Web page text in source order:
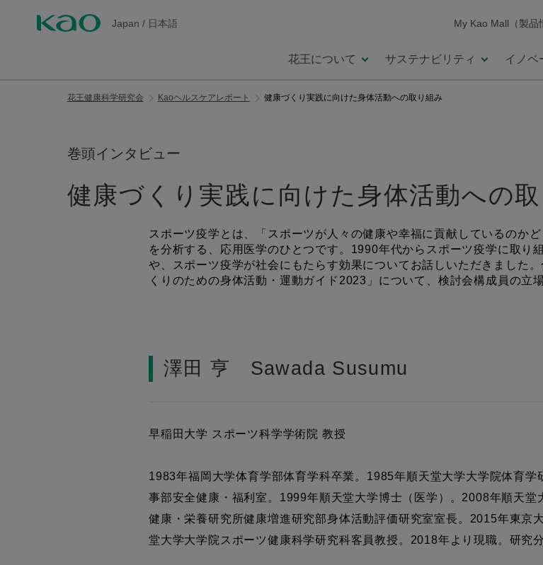
Japan / 日本語 My Kao Mall（製品
花王について サステナビリティ イノベ
花王健康科学研究会 Kaoヘルスケアレポート 健康づくり実践に向けた身体活動への取り組み
巻頭インタビュー
健康づくり実践に向けた身体活動への
スポーツ疫学とは、「スポーツが人々の健康や幸福に貢献しているのか
を分析する、応用医学のひとつです。1990年代からスポーツ疫学に取り
や、スポーツ疫学が社会にもたらす効果についてお話しいただきました
くりのための身体活動・運動ガイド2023」について、検討会構成員の立
澤田 亨 Sawada Susumu
早稲田大学 スポーツ科学学術院 教授
1983年福岡大学体育学部体育学科卒業。1985年順天堂大学大学院体育学
事部安全健康・福利室。1999年順天堂大学博士（医学）。2008年順天
健康・栄養研究所健康増進研究部身体活動評価研究室室長。2015年東京
堂大学大学院スポーツ健康科学研究科客員教授。2018年より現職。研究